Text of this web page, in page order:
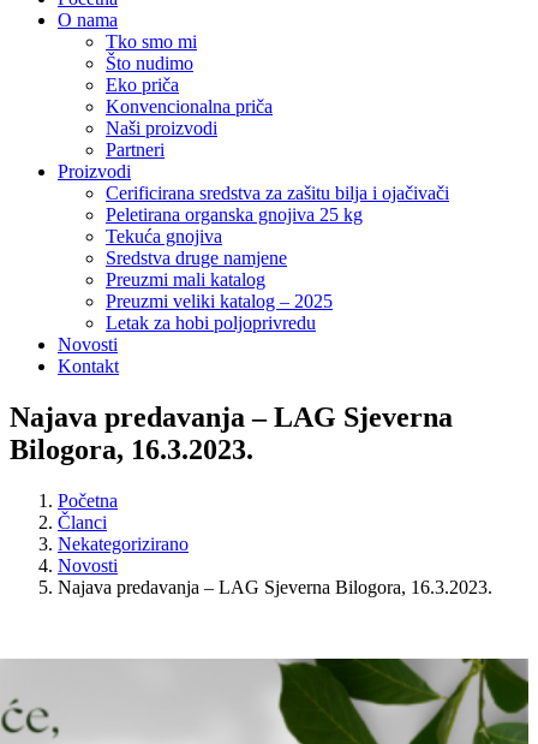
O nama
Tko smo mi
Što nudimo
Eko priča
Konvencionalna priča
Naši proizvodi
Partneri
Proizvodi
Cerificirana sredstva za zašitu bilja i ojačivači
Peletirana organska gnojiva 25 kg
Tekuća gnojiva
Sredstva druge namjene
Preuzmi mali katalog
Preuzmi veliki katalog – 2025
Letak za hobi poljoprivredu
Novosti
Kontakt
Najava predavanja – LAG Sjeverna
Bilogora, 16.3.2023.
Početna
Članci
Nekategorizirano
Novosti
Najava predavanja – LAG Sjeverna Bilogora, 16.3.2023.